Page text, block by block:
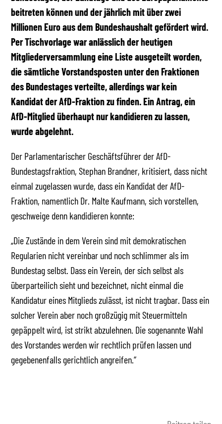
beitreten können und der jährlich mit über zwei
Millionen Euro aus dem Bundeshaushalt gefördert wird.
Per Tischvorlage war anlässlich der heutigen
Mitgliederversammlung eine Liste ausgeteilt worden,
die sämtliche Vorstandsposten unter den Fraktionen
des Bundestages verteilte, allerdings war kein
Kandidat der AfD-Fraktion zu finden. Ein Antrag, ein
AfD-Mitglied überhaupt nur kandidieren zu lassen,
wurde abgelehnt.
Der Parlamentarischer Geschäftsführer der AfD-
Bundestagsfraktion, Stephan Brandner, kritisiert, dass nicht
einmal zugelassen wurde, dass ein Kandidat der AfD-
Fraktion, namentlich Dr. Malte Kaufmann, sich vorstellen,
geschweige denn kandidieren konnte:
„Die Zustände in dem Verein sind mit demokratischen
Regularien nicht vereinbar und noch schlimmer als im
Bundestag selbst. Dass ein Verein, der sich selbst als
überparteilich sieht und bezeichnet, nicht einmal die
Kandidatur eines Mitglieds zulässt, ist nicht tragbar. Dass ein
solcher Verein aber noch großzügig mit Steuermitteln
gepäppelt wird, ist strikt abzulehnen. Die sogenannte Wahl
des Vorstandes werden wir rechtlich prüfen lassen und
gegebenenfalls gerichtlich angreifen.“